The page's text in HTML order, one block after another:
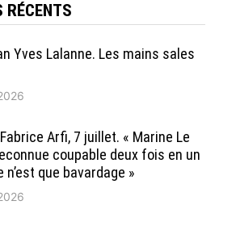
RÉCENTS
Yves Lalanne. Les mains sales
Arfi, 7 juillet. « Marine Le
coupable deux fois en un
n’est que bavardage »